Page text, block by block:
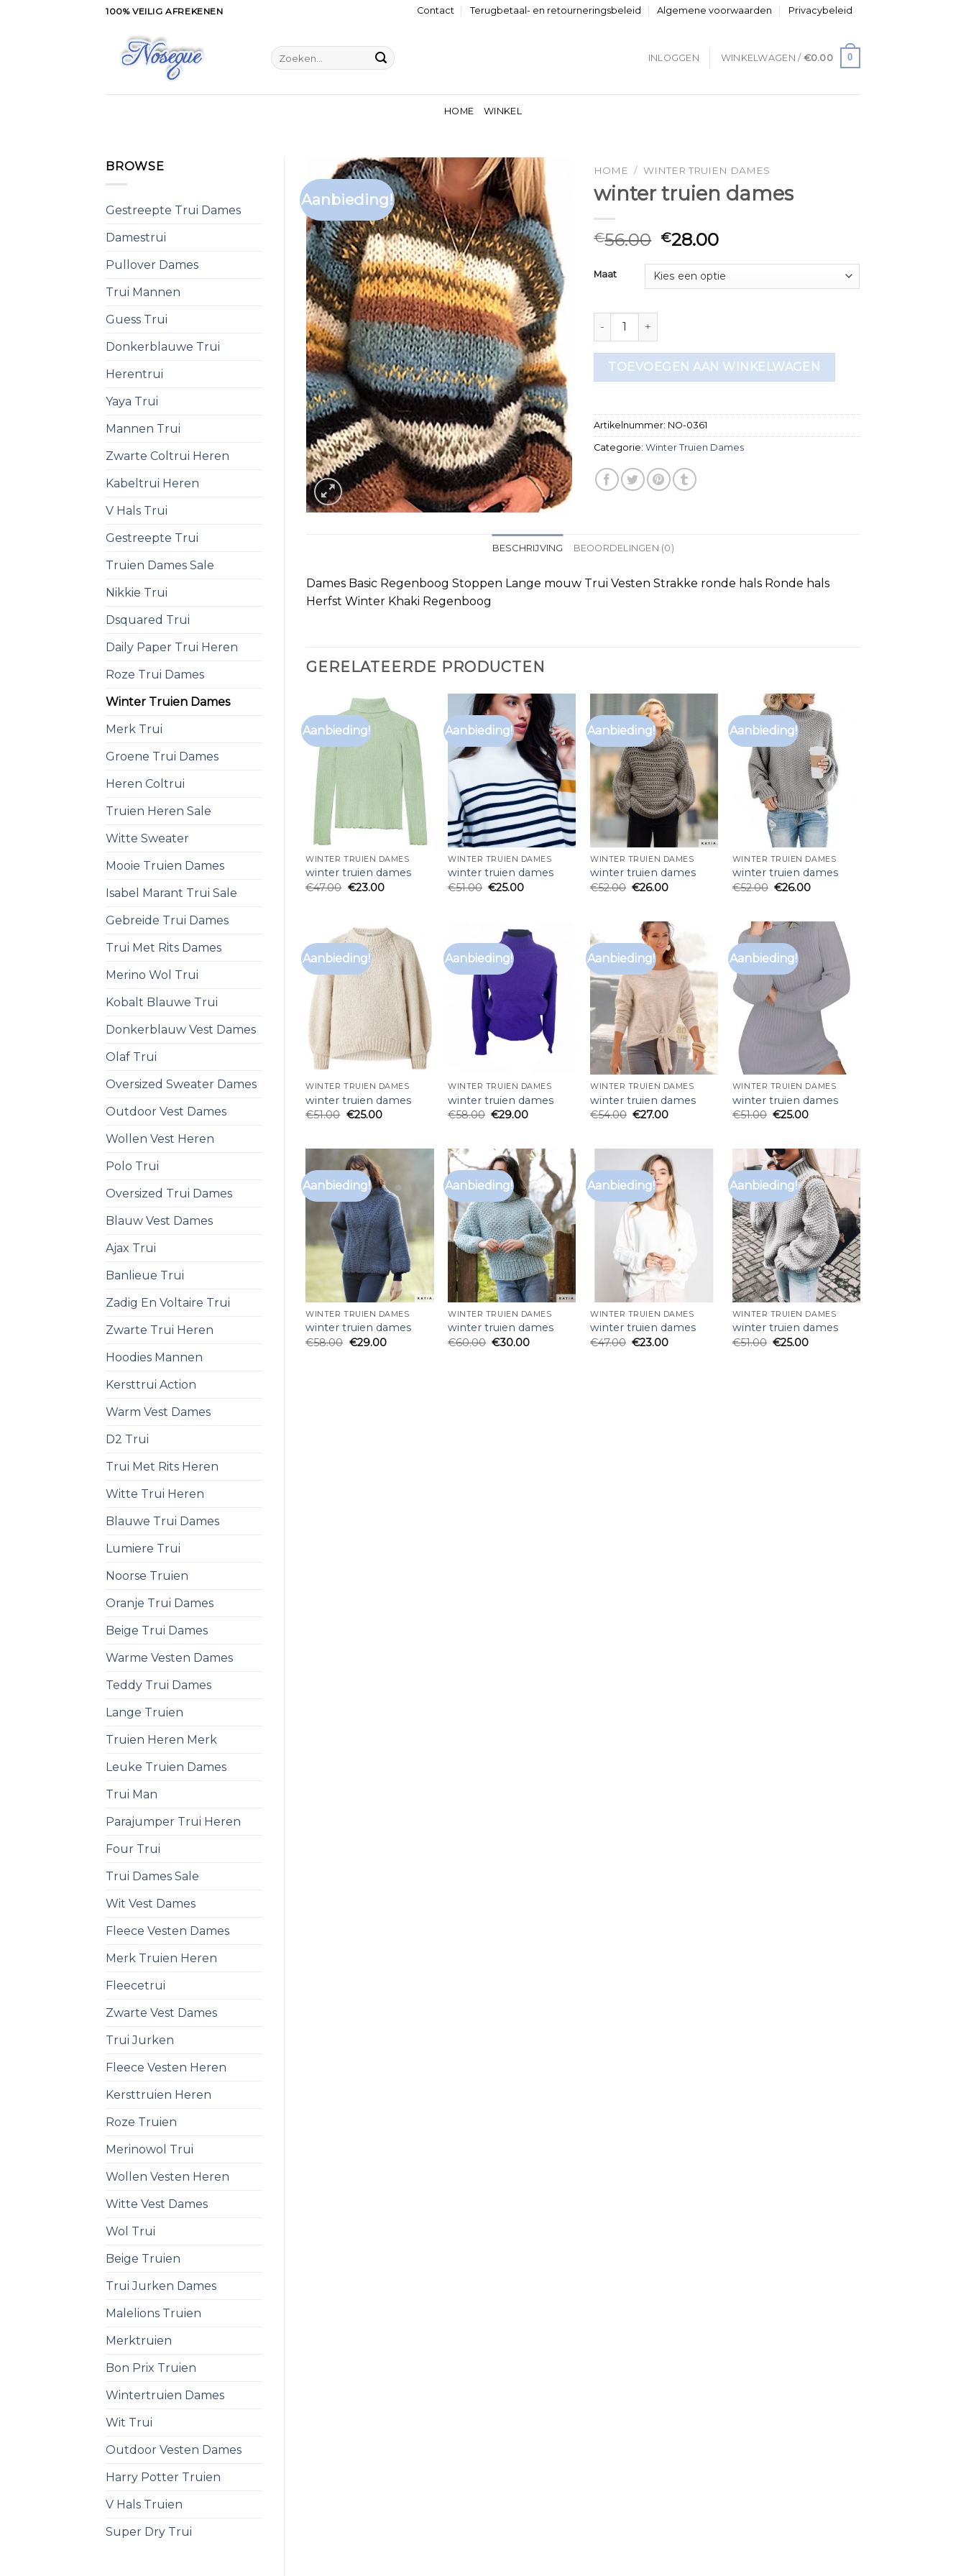
100% VEILIG AFREKENEN Contact Terugbetaal- en retourneringsbeleid Algemene voorwaarden Privacybeleid
Zoeken
naar:
INLOGGEN WINKELWAGEN / €0.00 0
HOME WINKEL
BROWSE
Gestreepte Trui Dames
Damestrui
Pullover Dames
Trui Mannen
Guess Trui
Donkerblauwe Trui
Herentrui
Yaya Trui
Mannen Trui
Zwarte Coltrui Heren
Kabeltrui Heren
V Hals Trui
Gestreepte Trui
Truien Dames Sale
Nikkie Trui
Dsquared Trui
Daily Paper Trui Heren
Roze Trui Dames
Winter Truien Dames
Merk Trui
Groene Trui Dames
Heren Coltrui
Truien Heren Sale
Witte Sweater
Mooie Truien Dames
Isabel Marant Trui Sale
Gebreide Trui Dames
Trui Met Rits Dames
Merino Wol Trui
Kobalt Blauwe Trui
Donkerblauw Vest Dames
Olaf Trui
Oversized Sweater Dames
Outdoor Vest Dames
Wollen Vest Heren
Polo Trui
Oversized Trui Dames
Blauw Vest Dames
Ajax Trui
Banlieue Trui
Zadig En Voltaire Trui
Zwarte Trui Heren
Hoodies Mannen
Kersttrui Action
Warm Vest Dames
D2 Trui
Trui Met Rits Heren
Witte Trui Heren
Blauwe Trui Dames
Lumiere Trui
Noorse Truien
Oranje Trui Dames
Beige Trui Dames
Warme Vesten Dames
Teddy Trui Dames
Lange Truien
Truien Heren Merk
Leuke Truien Dames
Trui Man
Parajumper Trui Heren
Four Trui
Trui Dames Sale
Wit Vest Dames
Fleece Vesten Dames
Merk Truien Heren
Fleecetrui
Zwarte Vest Dames
Trui Jurken
Fleece Vesten Heren
Kersttruien Heren
Roze Truien
Merinowol Trui
Wollen Vesten Heren
Witte Vest Dames
Wol Trui
Beige Truien
Trui Jurken Dames
Malelions Truien
Merktruien
Bon Prix Truien
Wintertruien Dames
Wit Trui
Outdoor Vesten Dames
Harry Potter Truien
V Hals Truien
Super Dry Trui
Aanbieding!
HOME / WINTER TRUIEN DAMES
winter truien dames
€56.00 €28.00
Maat
winter truien dames aantal
TOEVOEGEN AAN WINKELWAGEN
Artikelnummer: NO-0361
Categorie:Winter Truien Dames
BESCHRIJVING BEOORDELINGEN (0)
Dames Basic Regenboog Stoppen Lange mouw Trui Vesten Strakke ronde hals Ronde hals
Herfst Winter Khaki Regenboog
GERELATEERDE PRODUCTEN
Aanbieding!
WINTER TRUIEN DAMES
winter truien dames
€47.00 €23.00
Aanbieding!
WINTER TRUIEN DAMES
winter truien dames
€51.00 €25.00
Aanbieding!
WINTER TRUIEN DAMES
winter truien dames
€52.00 €26.00
Aanbieding!
WINTER TRUIEN DAMES
winter truien dames
€52.00 €26.00
Aanbieding!
WINTER TRUIEN DAMES
winter truien dames
€51.00 €25.00
Aanbieding!
WINTER TRUIEN DAMES
winter truien dames
€58.00 €29.00
Aanbieding!
WINTER TRUIEN DAMES
winter truien dames
€54.00 €27.00
Aanbieding!
WINTER TRUIEN DAMES
winter truien dames
€51.00 €25.00
Aanbieding!
WINTER TRUIEN DAMES
winter truien dames
€58.00 €29.00
Aanbieding!
WINTER TRUIEN DAMES
winter truien dames
€60.00 €30.00
Aanbieding!
WINTER TRUIEN DAMES
winter truien dames
€47.00 €23.00
Aanbieding!
WINTER TRUIEN DAMES
winter truien dames
€51.00 €25.00